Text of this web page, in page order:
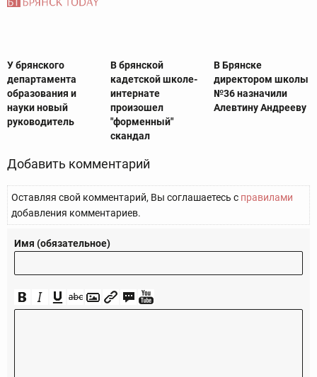
У брянского
департамента
образования и
науки новый
руководитель
В брянской
кадетской школе-
интернате
произошел
"форменный"
скандал
В Брянске
директором школы
№36 назначили
Алевтину Андрееву
Добавить комментарий
Оставляя свой комментарий, Вы соглашаетесь с правилами
добавления комментариев.
Имя (обязательное)